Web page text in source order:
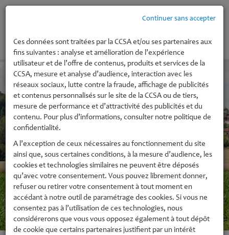
MENU
Continuer sans accepter
Ces données sont traitées par la CCSA et/ou ses partenaires aux
fins suivantes : analyse et amélioration de l’expérience
utilisateur et de l’offre de contenus, produits et services de la
CCSA, mesure et analyse d’audience, interaction avec les
réseaux sociaux, lutte contre la fraude, affichage de publicités
et contenus personnalisés sur le site de la CCSA ou de tiers,
mesure de performance et d’attractivité des publicités et du
contenu. Pour plus d’informations, consulter notre politique de
confidentialité.
A l’exception de ceux nécessaires au fonctionnement du site
ainsi que, sous certaines conditions, à la mesure d’audience, les
cookies et technologies similaires ne peuvent être déposés
qu’avec votre consentement. Vous pouvez librement donner,
refuser ou retirer votre consentement à tout moment en
accédant à notre outil de paramétrage des cookies. Si vous ne
consentez pas à l’utilisation de ces technologies, nous
considérerons que vous vous opposez également à tout dépôt
de cookie que certains partenaires justifient par un intérêt